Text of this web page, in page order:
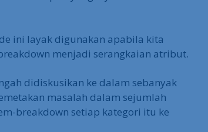
ini layak digunakan apabila kita
menjadi serangkaian atribut.
didiskusikan ke dalam sebanyak
masalah dalam sejumlah
breakdown setiap kategori itu ke